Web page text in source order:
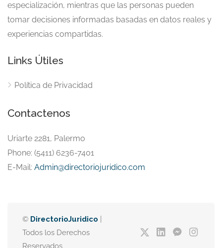
especialización, mientras que las personas pueden
tomar decisiones informadas basadas en datos reales y
experiencias compartidas.
Links Útiles
Política de Privacidad
Contactenos
Uriarte 2281, Palermo
Phone: (5411) 6236-7401
E-Mail: Admin@directoriojuridico.com
© DirectorioJuridico
Todos los Derechos
Reservados